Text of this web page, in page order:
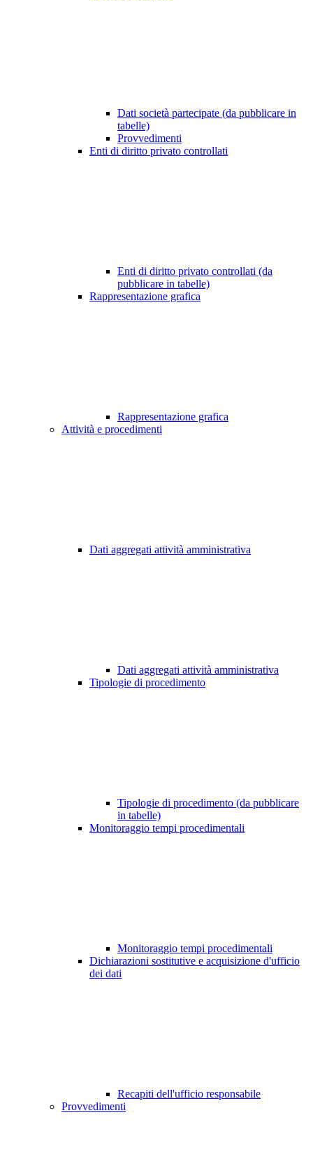
Dati società partecipate (da pubblicare in
tabelle)
Provvedimenti
Enti di diritto privato controllati
Enti di diritto privato controllati (da
pubblicare in tabelle)
Rappresentazione grafica
Rappresentazione grafica
Attività e procedimenti
Dati aggregati attività amministrativa
Dati aggregati attività amministrativa
Tipologie di procedimento
Tipologie di procedimento (da pubblicare
in tabelle)
Monitoraggio tempi procedimentali
Monitoraggio tempi procedimentali
Dichiarazioni sostitutive e acquisizione d'ufficio
dei dati
Recapiti dell'ufficio responsabile
Provvedimenti